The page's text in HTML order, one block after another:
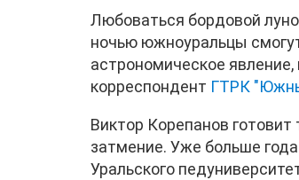
Любоваться бордовой
ночью южноуральцы
астрономическое
корреспондент ГТРК
Виктор Корепанов
затмение. Уже больше
Уральского